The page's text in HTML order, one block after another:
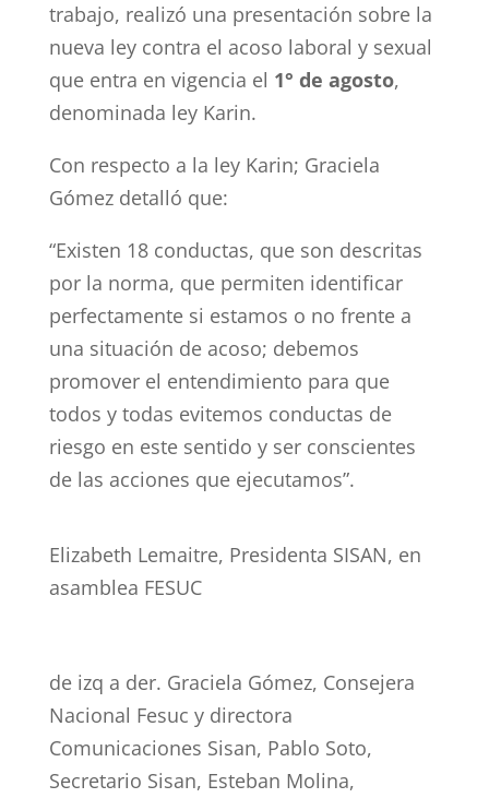
trabajo, realizó una presentación sobre la
nueva ley contra el acoso laboral y sexual
que entra en vigencia el 1° de agosto,
denominada ley Karin.
Con respecto a la ley Karin; Graciela
Gómez detalló que:
“Existen 18 conductas, que son descritas
por la norma, que permiten identificar
perfectamente si estamos o no frente a
una situación de acoso; debemos
promover el entendimiento para que
todos y todas evitemos conductas de
riesgo en este sentido y ser conscientes
de las acciones que ejecutamos”.
Elizabeth Lemaitre, Presidenta SISAN, en
asamblea FESUC
de izq a der. Graciela Gómez, Consejera
Nacional Fesuc y directora
Comunicaciones Sisan, Pablo Soto,
Secretario Sisan, Esteban Molina,